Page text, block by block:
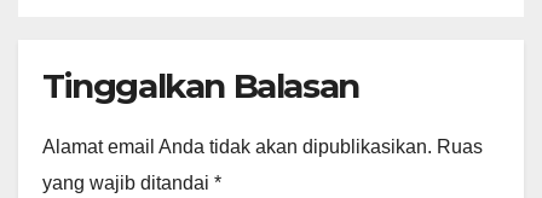
Tinggalkan Balasan
Alamat email Anda tidak akan dipublikasikan. Ruas
yang wajib ditandai *